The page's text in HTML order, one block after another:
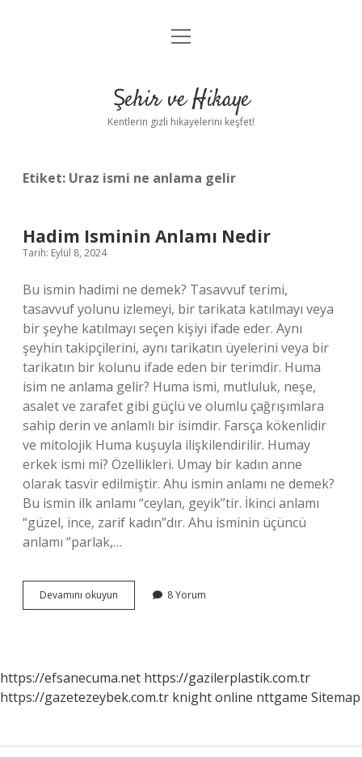
Anasayfa
Yasal Uyarı
menüyü
Şehir ve Hikaye
Kentlerin gizli hikayelerini keşfet!
Etiket: Uraz ismi ne anlama gelir
Hadim Isminin Anlamı Nedir
Tarih: Eylül 8, 2024
Bu ismin hadimi ne demek? Tasavvuf terimi,
tasavvuf yolunu izlemeyi, bir tarikata katılmayı veya
bir şeyhe katılmayı seçen kişiyi ifade eder. Aynı
şeyhin takipçilerini, aynı tarikatın üyelerini veya bir
tarikatın bir kolunu ifade eden bir terimdir. Huma
isim ne anlama gelir? Huma ismi, mutluluk, neşe,
asalet ve zarafet gibi güçlü ve olumlu çağrışımlara
sahip derin ve anlamlı bir isimdir. Farsça kökenlidir
ve mitolojik Huma kuşuyla ilişkilendirilir. Humay
erkek ismi mi? Özellikleri. Umay bir kadın anne
olarak tasvir edilmiştir. Ahu ismin anlamı ne demek?
Bu ismin ilk anlamı “ceylan, geyik”tir. İkinci anlamı
“güzel, ince, zarif kadın”dır. Ahu isminin üçüncü
anlamı “parlak,…
Devamını okuyun
Isminin
8 Yorum
https://efsanecuma.net https://gazilerplastik.com.tr
https://gazetezeybek.com.tr knight online nttgame Sitemap